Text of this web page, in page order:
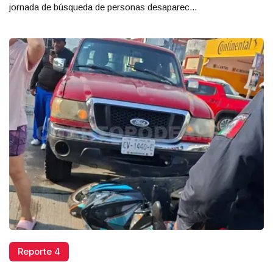
jornada de búsqueda de personas desaparec...
Reporte 4